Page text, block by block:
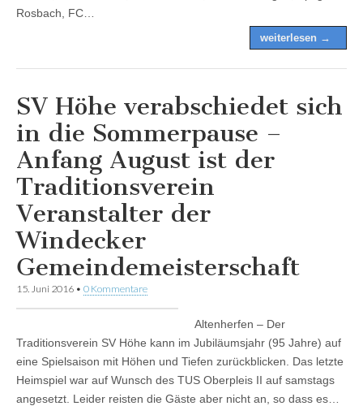
Rosbach, FC…
weiterlesen →
SV Höhe verabschiedet sich
in die Sommerpause –
Anfang August ist der
Traditionsverein
Veranstalter der
Windecker
Gemeindemeisterschaft
15. Juni 2016 • 0 Kommentare
Altenherfen – Der
Traditionsverein SV Höhe kann im Jubiläumsjahr (95 Jahre) auf
eine Spielsaison mit Höhen und Tiefen zurückblicken. Das letzte
Heimspiel war auf Wunsch des TUS Oberpleis II auf samstags
angesetzt. Leider reisten die Gäste aber nicht an, so dass es…